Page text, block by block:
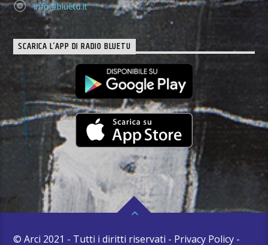
info@bluetu.it
SCARICA L’APP DI RADIO BLUETU
© Arci 2021 - Tutti i diritti riservati - Privacy Policy -